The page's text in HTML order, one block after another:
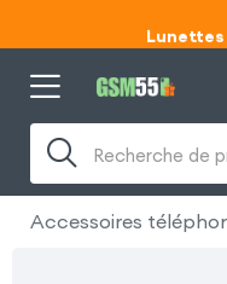
Recherche de
Accessoires